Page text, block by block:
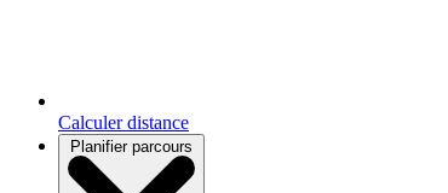
Calculer distance
Planifier parcours